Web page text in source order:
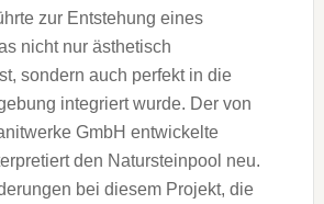
zur Entstehung eines
nicht nur ästhetisch
sondern auch perfekt in die
integriert wurde. Der von
GmbH entwickelte
den Natursteinpool neu.
bei diesem Projekt, die